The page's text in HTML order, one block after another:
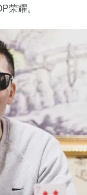
荣耀。